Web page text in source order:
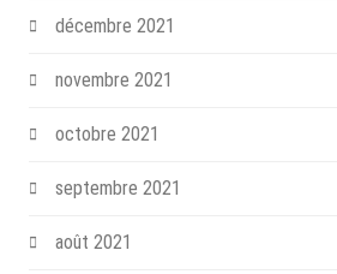
décembre 2021
novembre 2021
octobre 2021
septembre 2021
août 2021